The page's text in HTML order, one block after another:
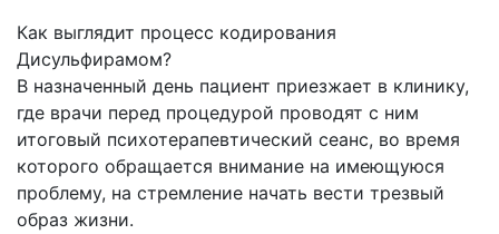
Как выглядит процесс кодирования
Дисульфирамом?
В назначенный день пациент приезжает в клинику,
где врачи перед процедурой проводят с ним
итоговый психотерапевтический сеанс, во время
которого обращается внимание на имеющуюся
проблему, на стремление начать вести трезвый
образ жизни.